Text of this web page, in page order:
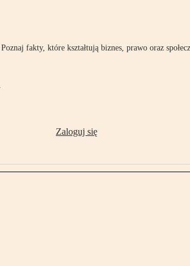
fakty, które kształtują biznes, prawo oraz
Zaloguj się